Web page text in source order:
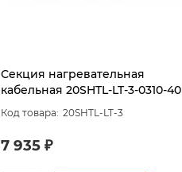
Секция нагревательная
кабельная 20SHTL-LT-3-0310-40
20SHTL-LT-3
7 935 ₽